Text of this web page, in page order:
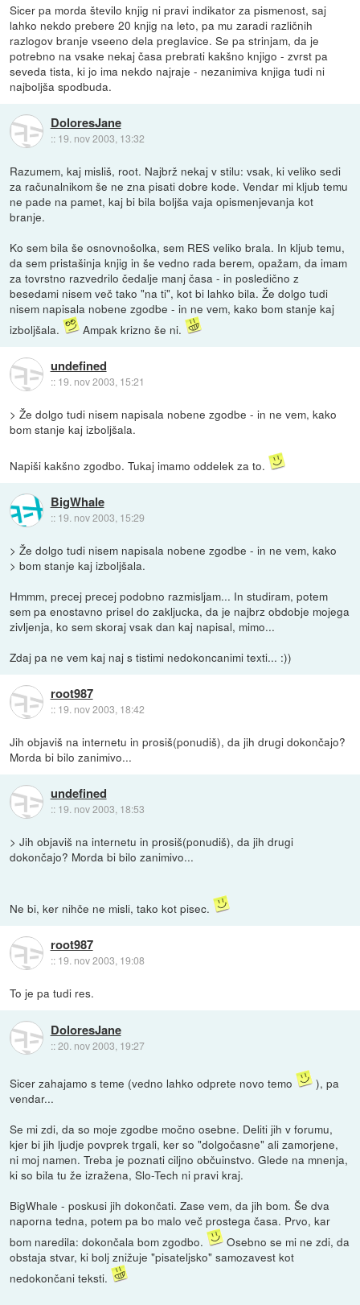
Sicer pa morda število knjig ni pravi indikator za pismenost, saj
lahko nekdo prebere 20 knjig na leto, pa mu zaradi različnih
razlogov branje vseeno dela preglavice. Se pa strinjam, da je
potrebno na vsake nekaj časa prebrati kakšno knjigo - zvrst pa
seveda tista, ki jo ima nekdo najraje - nezanimiva knjiga tudi ni
najboljša spodbuda.
DoloresJane
:: 19. nov 2003, 13:32
Razumem, kaj misliš, root. Najbrž nekaj v stilu: vsak, ki veliko sedi
za računalnikom še ne zna pisati dobre kode. Vendar mi kljub temu
ne pade na pamet, kaj bi bila boljša vaja opismenjevanja kot
branje.
Ko sem bila še osnovnošolka, sem RES veliko brala. In kljub temu,
da sem pristašinja knjig in še vedno rada berem, opažam, da imam
za tovrstno razvedrilo čedalje manj časa - in posledično z
besedami nisem več tako "na ti", kot bi lahko bila. Že dolgo tudi
nisem napisala nobene zgodbe - in ne vem, kako bom stanje kaj
izboljšala.
Ampak krizno še ni.
undefined
:: 19. nov 2003, 15:21
> Že dolgo tudi nisem napisala nobene zgodbe - in ne vem, kako
bom stanje kaj izboljšala.
Napiši kakšno zgodbo. Tukaj imamo oddelek za to.
BigWhale
:: 19. nov 2003, 15:29
> Že dolgo tudi nisem napisala nobene zgodbe - in ne vem, kako
> bom stanje kaj izboljšala.
Hmmm, precej precej podobno razmisljam... In studiram, potem
sem pa enostavno prisel do zakljucka, da je najbrz obdobje mojega
zivljenja, ko sem skoraj vsak dan kaj napisal, mimo...
Zdaj pa ne vem kaj naj s tistimi nedokoncanimi texti... :))
root987
:: 19. nov 2003, 18:42
Jih objaviš na internetu in prosiš(ponudiš), da jih drugi dokončajo?
Morda bi bilo zanimivo...
undefined
:: 19. nov 2003, 18:53
> Jih objaviš na internetu in prosiš(ponudiš), da jih drugi
dokončajo? Morda bi bilo zanimivo...
Ne bi, ker nihče ne misli, tako kot pisec.
root987
:: 19. nov 2003, 19:08
To je pa tudi res.
DoloresJane
::20. nov 2003, 19:27
Sicer zahajamo s teme (vedno lahko odprete novo temo
), pa
vendar...
Se mi zdi, da so moje zgodbe močno osebne. Deliti jih v forumu,
kjer bi jih ljudje povprek trgali, ker so "dolgočasne" ali zamorjene,
ni moj namen. Treba je poznati ciljno občuinstvo. Glede na mnenja,
ki so bila tu že izražena, Slo-Tech ni pravi kraj.
BigWhale - poskusi jih dokončati. Zase vem, da jih bom. Še dva
naporna tedna, potem pa bo malo več prostega časa. Prvo, kar
bom naredila: dokončala bom zgodbo.
Osebno se mi ne zdi, da
obstaja stvar, ki bolj znižuje "pisateljsko" samozavest kot
nedokončani teksti.